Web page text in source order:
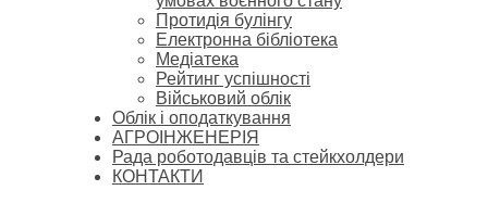
Протидія булінгу
Електронна бібліотека
Медіатека
Рейтинг успішності
Військовий облік
Облік і оподаткування
АГРОІНЖЕНЕРІЯ
Рада роботодавців та стейкхолдери
КОНТАКТИ